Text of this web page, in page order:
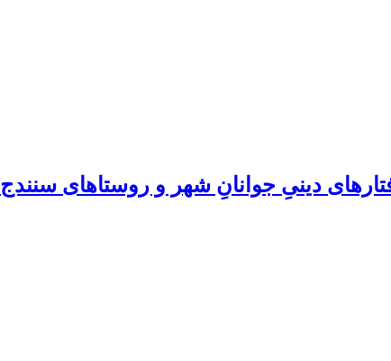
دینیِ جوانانِ شهر و روستاهای سنندج